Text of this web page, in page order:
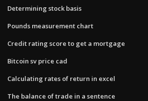
Determining stock basis
Pounds measurement chart
Credit rating score to get a mortgage
Bitcoin sv price cad
Calculating rates of return in excel
The balance of trade in a sentence